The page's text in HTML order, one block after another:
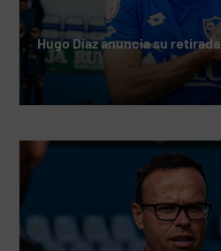
Hugo Díaz anuncia su retirada